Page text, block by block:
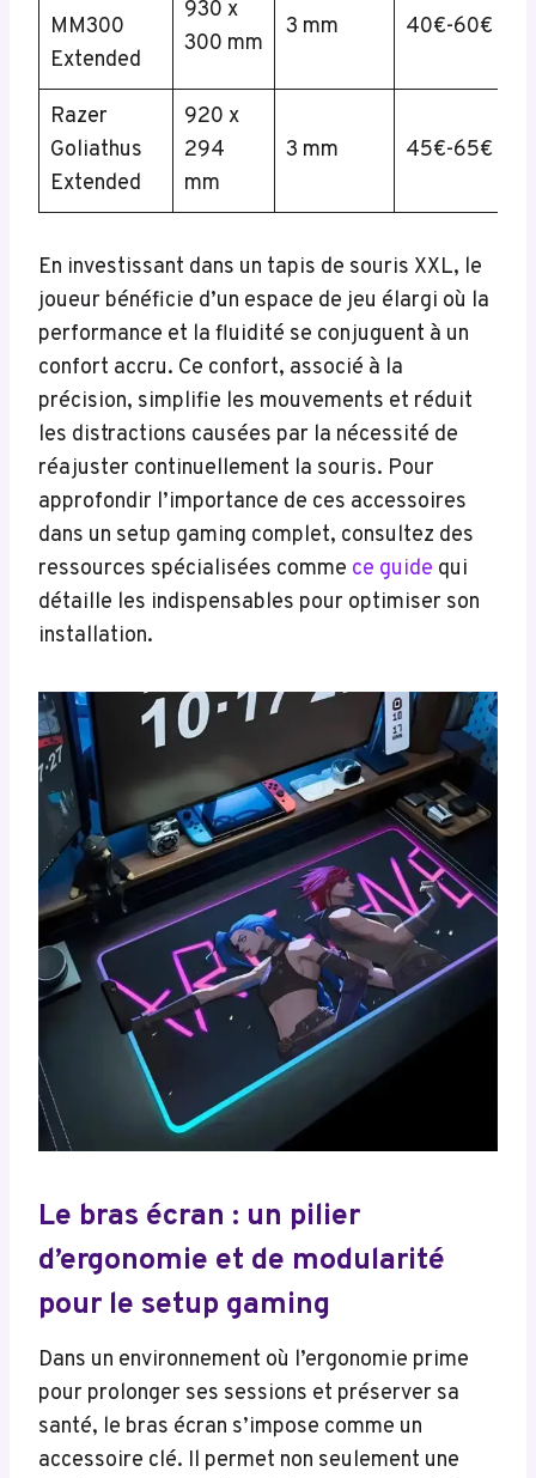
MM300
Extended
930 x
300 mm
3 mm 40€-60€
Razer
Goliathus
Extended
920 x
294
mm
3 mm 45€-65€
En investissant dans un tapis de souris XXL, le
joueur bénéficie d’un espace de jeu élargi où la
performance et la fluidité se conjuguent à un
confort accru. Ce confort, associé à la
précision, simplifie les mouvements et réduit
les distractions causées par la nécessité de
réajuster continuellement la souris. Pour
approfondir l’importance de ces accessoires
dans un setup gaming complet, consultez des
ressources spécialisées comme ce guide qui
détaille les indispensables pour optimiser son
installation.
Le bras écran : un pilier
d’ergonomie et de modularité
pour le setup gaming
Dans un environnement où l’ergonomie prime
pour prolonger ses sessions et préserver sa
santé, le bras écran s’impose comme un
accessoire clé. Il permet non seulement une